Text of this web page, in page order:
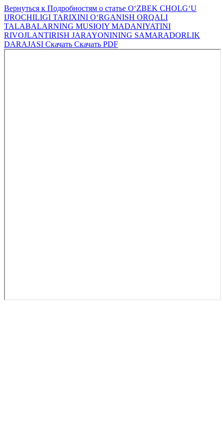
Вернуться к Подробностям о статье O‘ZBEK CHOLG‘U
IJROCHILIGI TARIXINI O‘RGANISH ORQALI
TALABALARNING MUSIQIY MADANIYATINI
RIVOJLANTIRISH JARAYONINING SAMARADORLIK
DARAJASI Скачать Скачать PDF